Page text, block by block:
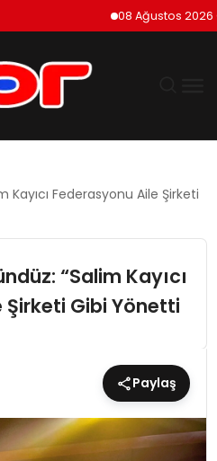
08 Ağustos 2026
Federasyonu Aile Şirketi
“Salim Kayıcı
Şirketi Gibi Yönetti
Paylaş